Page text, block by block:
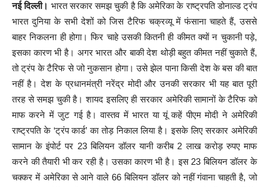
नई दिल्ली। भारत सरकार समझ चुकी है कि अमेरिका के राष्ट्रपति डोनाल्ड ट्रंप
भारत दुनिया के सभी देशों को जिस टैरिफ चक्रव्यू में फंसाना चाहते हैं, उससे
बाहर निकलना ही होगा। फिर चाहे उसकी कितनी ही कीमत क्यों न चुकानी पड़े,
इसका कारण भी है। अगर भारत और बाकी देश थोड़ी बहुत कीमत नहीं चुकाते हैं,
तो ट्रंप के टैरिफ से जो नुकसान होगा। उसे झेल पाना किसी देश के बस की बात
नहीं है। देश के प्रधानमंत्री नरेंद्र मोदी और उनकी सरकार भी यह बात पूरी
तरह से समझ चुकी है। शायद इसलिए ही सरकार अमेरिकी सामानों के टैरिफ को
माफ करने में जुट गई है। वास्तव में भारत या यूं कहें पीएम मोदी ने अमेरिकी
राष्ट्रपति के ‘ट्रंप कार्ड’ का तोड़ निकाल लिया है। इसके लिए सरकार अमेरिकी
सामान के इंपोर्ट पर 23 बिलियन डॉलर यानी करीब 2 लाख करोड़ रुपए माफ
करने की तैयारी भी कर रही है। उसका कारण भी है। इस 23 बिलियन डॉलर के
चक्कर में अमेरिका से आने वाले 66 बिलियन डॉलर को नहीं गंवाना चाहती है, जो